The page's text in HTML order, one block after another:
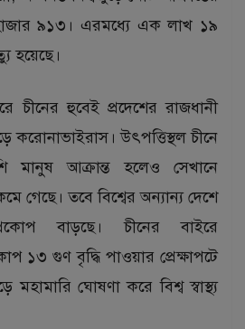
৯১৩। এরমধ্যে এক লাখ ১৯
হয়েছে।
চীনের হুবেই প্রদেশের রাজধানী
করোনাভাইরাস। উৎপত্তিস্থল চীনে
মানুষ আক্রান্ত হলেও সেখানে
গেছে। তবে বিশ্বের অন্যান্য দেশে
বাড়ছে। চীনের বাইরে
১৩ গুণ বৃদ্ধি পাওয়ার প্রেক্ষাপটে
মহামারি ঘোষণা করে বিশ্ব স্বাস্থ্য